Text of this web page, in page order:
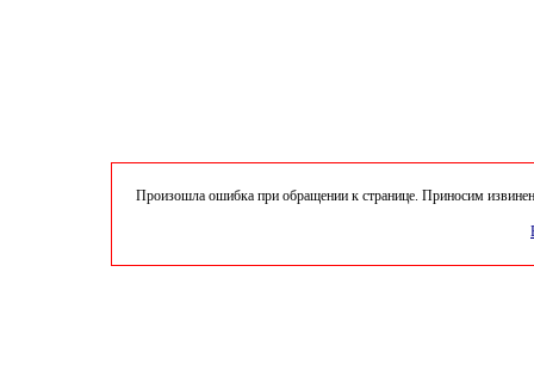
Произошла ошибка при обращении к странице. Приносим